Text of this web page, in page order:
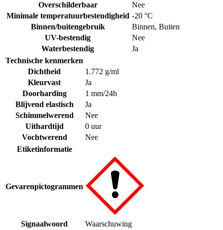
Overschilderbaar
Nee
Minimale temperatuurbestendigheid -20 °C
Binnen/buitengebruik
Binnen, Buiten
UV-bestendig
Nee
Waterbestendig
Ja
Technische kenmerken
Dichtheid
1.772 g/ml
Kleurvast
Ja
Doorharding
1 mm/24h
Blijvend elastisch
Ja
Schimmelwerend
Nee
Uithardtijd
0 uur
Vochtwerend
Nee
Etiketinformatie
Gevarenpictogrammen
Signaalwoord Waarschuwing